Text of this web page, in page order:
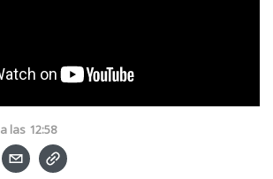
a las 12:58